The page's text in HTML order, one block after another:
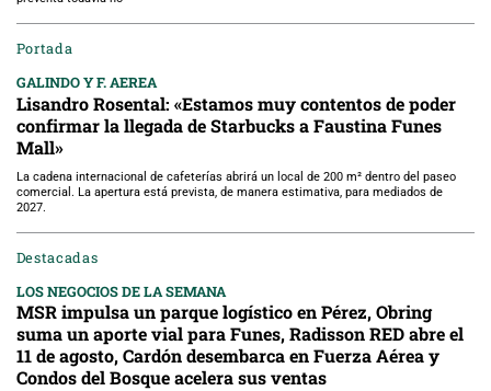
Portada
GALINDO Y F. AEREA
Lisandro Rosental: «Estamos muy contentos de poder
confirmar la llegada de Starbucks a Faustina Funes
Mall»
La cadena internacional de cafeterías abrirá un local de 200 m² dentro del paseo
comercial. La apertura está prevista, de manera estimativa, para mediados de
2027.
Destacadas
LOS NEGOCIOS DE LA SEMANA
MSR impulsa un parque logístico en Pérez, Obring
suma un aporte vial para Funes, Radisson RED abre el
11 de agosto, Cardón desembarca en Fuerza Aérea y
Condos del Bosque acelera sus ventas